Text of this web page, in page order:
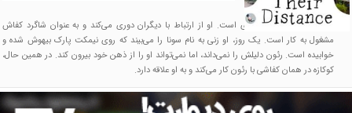
رئون یک مرد جوان کره‌ای است. او از ارتباط با دیگران دوری می‌کند و به عنوان شاگرد کفاش
مشغول به کار است. یک روز، او زنی به نام سونا را می‌بیند که روی نیمکت پارک بیهوش شده و
خوابیده است. رئون دلیلش را نمی‌داند، اما نمی‌تواند او را از ذهن خود بیرون کند. در همین حال،
کوکازه در همان کفاشی با رئون کار می‌کند و به او علاقه دارد.